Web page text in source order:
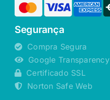
Segurança
Compra Segura
Google Transparency
Certificado SSL
Norton Safe Web